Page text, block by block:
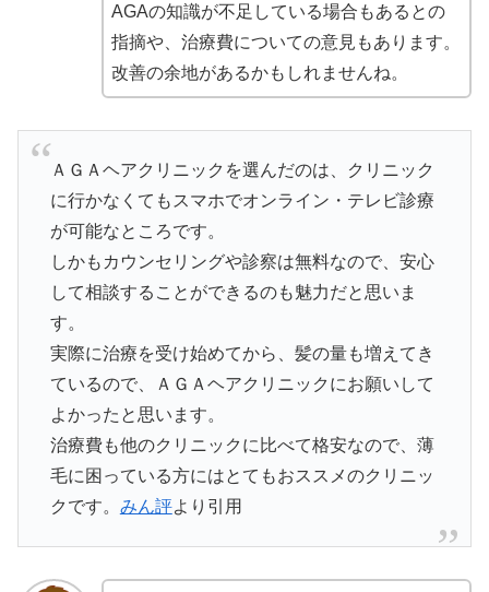
AGAの知識が不足している場合もあるとの
指摘や、治療費についての意見もあります。
改善の余地があるかもしれませんね。
ＡＧＡヘアクリニックを選んだのは、クリニック
に行かなくてもスマホでオンライン・テレビ診療
が可能なところです。
しかもカウンセリングや診察は無料なので、安心
して相談することができるのも魅力だと思いま
す。
実際に治療を受け始めてから、髪の量も増えてき
ているので、ＡＧＡヘアクリニックにお願いして
よかったと思います。
治療費も他のクリニックに比べて格安なので、薄
毛に困っている方にはとてもおススメのクリニッ
クです。 みん評より引用